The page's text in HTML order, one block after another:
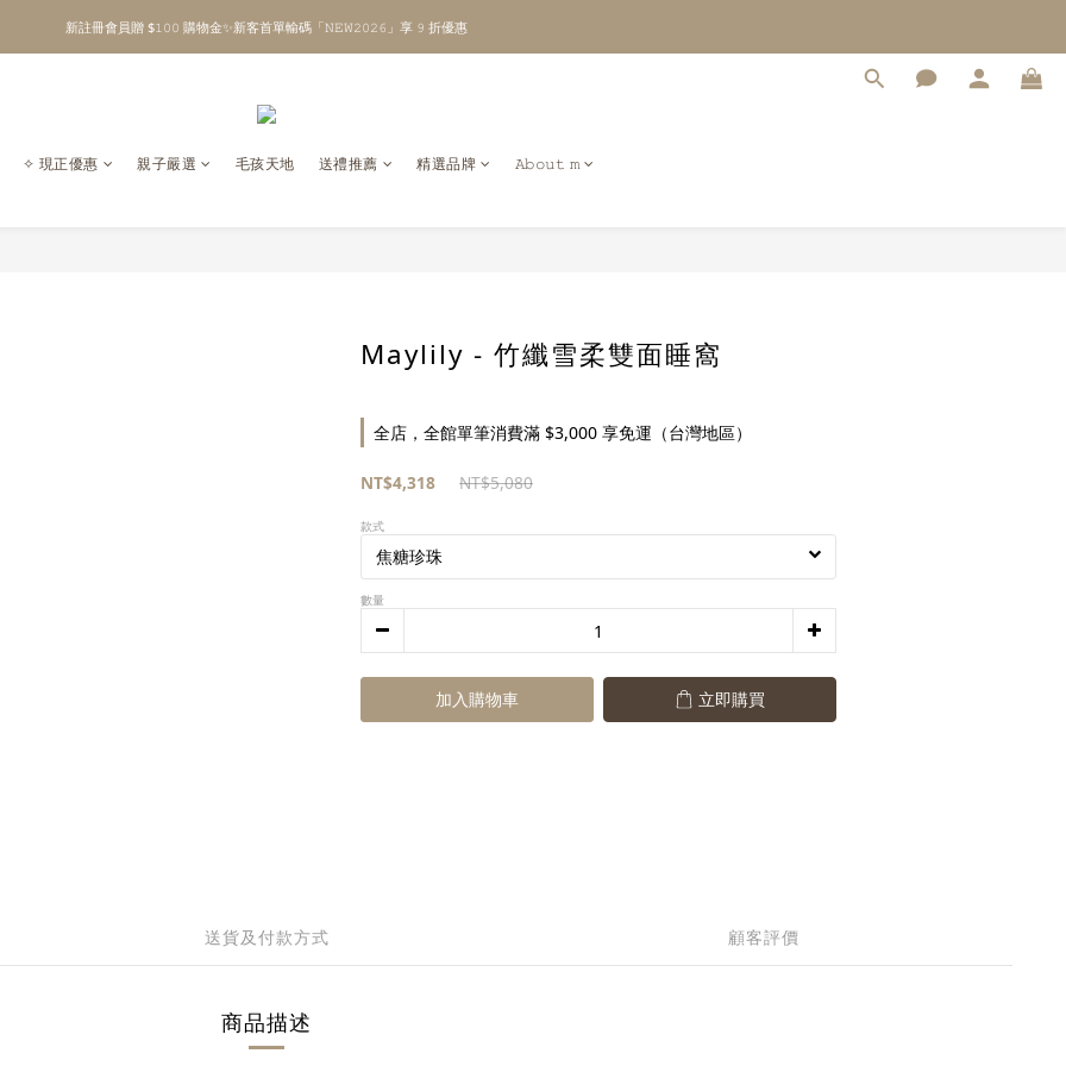
\ Welcome to 𝙻𝚒𝚝𝚝𝚕𝚎 𝙼𝚒𝚕𝚔𝚢 𝚆𝚊𝚢  ✨ For the Little Ones. /
新註冊會員贈 $𝟷𝟶𝟶 購物金✨新客首單輸碼「𝙽𝙴𝚆𝟸𝟶𝟸𝟼」享 𝟿 折優惠
✧ 現正優惠 親子嚴選 毛孩天地 送禮推薦 精選品牌 𝙰𝚋𝚘𝚞𝚝 𝚖
Maylily - 竹纖雪柔雙面睡窩
全店，全館單筆消費滿 $3,000 享免運（台灣地區）
NT$5,080
NT$4,318
款式
數量
加入購物車 立即購買
送貨及付款方式 顧客評價
商品描述